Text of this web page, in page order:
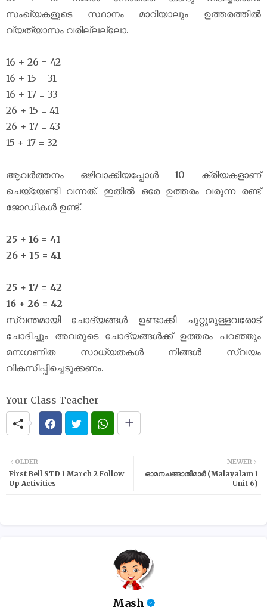
സംഖ്യകളുടെ സ്ഥാനം മാറിയാലും ഉത്തരത്തിൽ
വ്യത്യാസം വരില്ലല്ലോ.
16 + 26 = 42
16 + 15 = 31
16 + 17 = 33
26 + 15 = 41
26 + 17 = 43
15 + 17 = 32
ആവർത്തനം ഒഴിവാക്കിയപ്പോൾ 10 ക്രിയകളാണ്
ചെയ്യേണ്ടി വന്നത്. ഇതിൽ ഒരേ ഉത്തരം വരുന്ന രണ്ട്
ജോഡികൾ ഉണ്ട്.
25 + 16 = 41
26 + 15 = 41
25 + 17 = 42
16 + 26 = 42
സ്വന്തമായി ചോദ്യങ്ങൾ ഉണ്ടാക്കി ചുറ്റുമുള്ളവരോട്
ചോദിച്ചും അവരുടെ ചോദ്യങ്ങൾക്ക് ഉത്തരം പറഞ്ഞും
മന:ഗണിത സാധ്യതകൾ നിങ്ങൾ സ്വയം
വികസിപ്പിച്ചെടുക്കണം.
Your Class Teacher
NEWER
ഓമനചങ്ങാതിമാർ (Malayalam 1
Unit 6)
OLDER
First Bell STD 1 March 2 Follow
Up Activities
Mash